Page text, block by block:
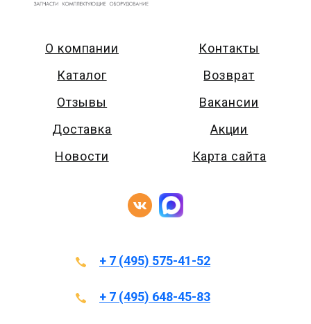
О компании
Каталог
Отзывы
Доставка
Новости
Контакты
Возврат
Вакансии
Акции
Карта сайта
+ 7 (495) 575-41-52
+ 7 (495) 648-45-83